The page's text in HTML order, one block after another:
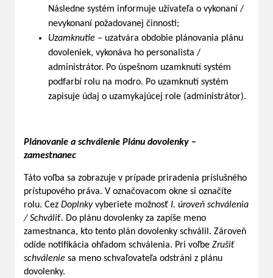
Následne systém informuje užívateľa o vykonaní /
nevykonaní požadovanej činnosti;
Uzamknutie – uzatvára obdobie plánovania plánu
dovoleniek, vykonáva ho personalista /
administrátor. Po úspešnom uzamknutí systém
podfarbí rolu na modro. Po uzamknutí systém
zapisuje údaj o uzamykajúcej role (administrátor).
Plánovanie a schválenie Plánu dovolenky –
zamestnanec
Táto voľba sa zobrazuje v prípade priradenia príslušného
prístupového práva. V označovacom okne si označíte
rolu. Cez Doplnkyvyberiete možnosť I. úroveň schválenia
/ Schváliť. Do plánu dovolenky za zapíše meno
zamestnanca, kto tento plán dovolenky schválil. Zároveň
odíde notifikácia ohľadom schválenia. Pri voľbe Zrušiť
schválenie sa meno schvaľovateľa odstráni z plánu
dovolenky.